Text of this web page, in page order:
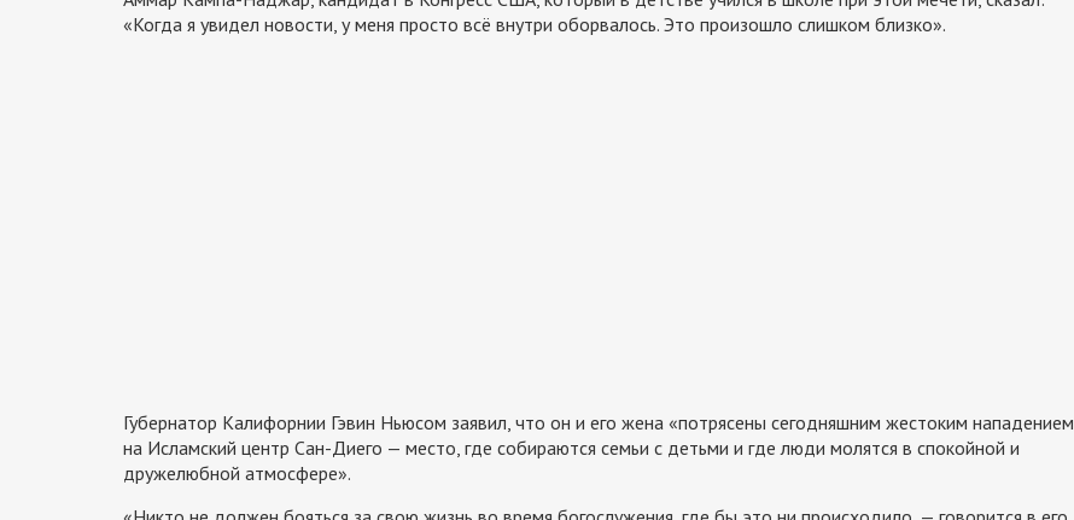
«Когда я увидел новости, у меня просто всё внутри оборвалось. Это произошло слишком близко».
Губернатор Калифорнии Гэвин Ньюсом заявил, что он и его жена «потрясены сегодняшним жестоким нападением
на Исламский центр Сан-Диего — место, где собираются семьи с детьми и где люди молятся в спокойной и
дружелюбной атмосфере».